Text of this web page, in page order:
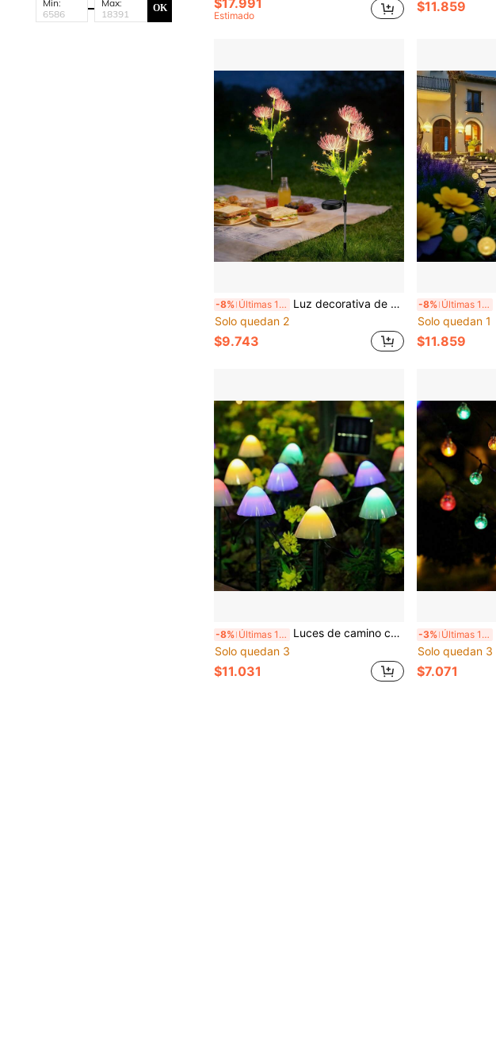
Min: Max: OK $17.991
Estimado
$11.859
-8% Últimas 11 hrs
Luz decorativa de 3 cabezales con flores de plasma LED solares, luz de estaca para jardín y paisaje resistente al agua IP44, adecuada para senderos, bodas y fiestas
Solo quedan 2
$9.743
-8% Últimas 11 hrs
Solo quedan 1
$11.859
-8% Últimas 11 hrs
Luces de camino con forma de hongo alimentadas por energía solar para exteriores, 20 luces LED mini solares de estaca para jardín, 8 modos de iluminación, luces de paisaje de alta calidad alimentadas por energía solar, blanco cálido/colorido, decoración de hongo realista y linda, adecuadas para patio, césped, Pascua, fiesta de vacaciones, regalo ideal
Solo quedan 3
$11.031
-3% Últimas 11 hrs
Solo quedan 3
$7.071